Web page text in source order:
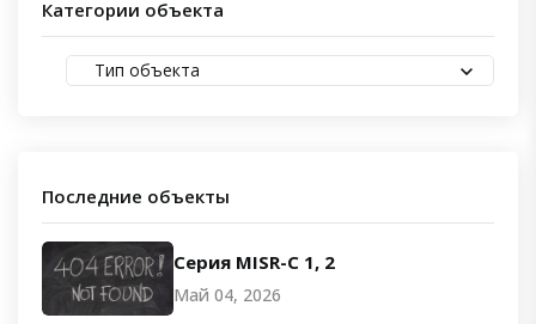
Категории объекта
Тип объекта
Последние объекты
Серия MISR-C 1, 2
Май 04, 2026